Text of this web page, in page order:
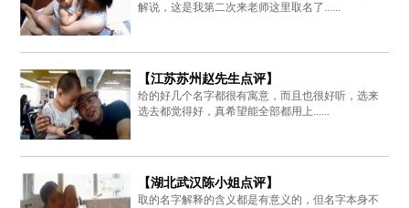
解说，这是我第二次来老师这里取名了......
【江苏苏州赵先生点评】
给的好几个名字都很有寓意，而且也很好听，选来
选去都觉得好，真希望能全部都用上......
【湖北武汉陈小姐点评】
取的名字解释的含义都是有意义的，但名字本身不